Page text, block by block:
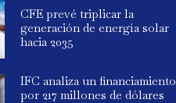
CFE prevé triplicar la
generación de energía solar
hacia 2035
IFC analiza un financiamiento
por 217 millones de dólares